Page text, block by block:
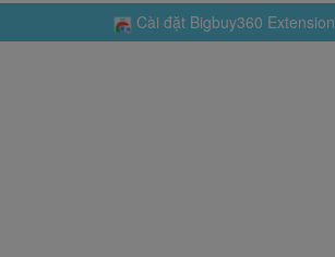
Cài đặt Bigbuy360 Extension